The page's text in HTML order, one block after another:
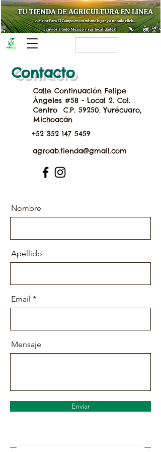
Contacto
Calle Continuación Felipe
Ángeles #58 - Local 2. Col.
Centro C.P. 59250. Yurécuaro,
Michoacán
+52 352 147 5459
agroab.tienda@gmail.com
Nombre
Apellido
Email
Mensaje
Enviar